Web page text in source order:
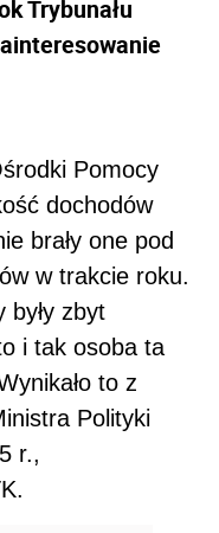
Trybunału
Pomocy
dochodów
brały one pod
w trakcie roku.
były zbyt
i tak osoba ta
to z
Polityki
r.,